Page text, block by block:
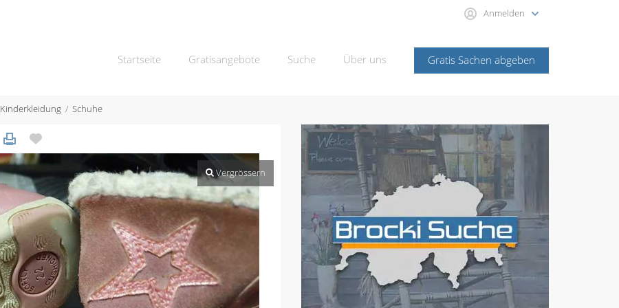
Anmelden
Gratis Sachen abgeben
Startseite Gratisangebote Suche Über uns
Kinderkleidung Schuhe
Vergrössern